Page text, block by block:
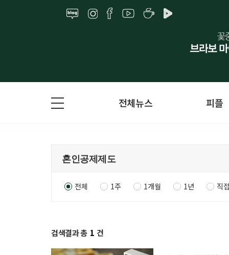
전체뉴스 피플
전체 1주 1개월 1년 직
검색결과 총 1 건